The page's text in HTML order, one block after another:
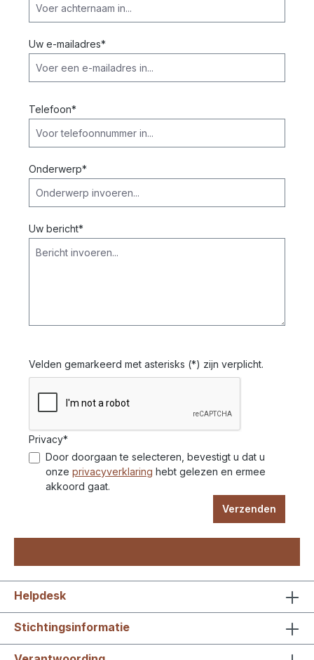
Uw e-mailadres*
Telefoon*
Onderwerp*
Uw bericht*
Velden gemarkeerd met asterisks (*) zijn verplicht.
Privacy*
Door doorgaan te selecteren, bevestigt u dat u
onze privacyverklaring hebt gelezen en ermee
akkoord gaat.
Verzenden
Helpdesk
Stichtingsinformatie